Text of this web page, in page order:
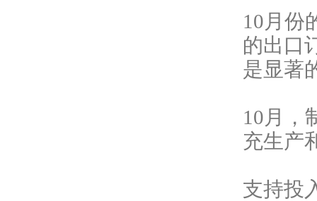
10月份
的出口
是显著
10月，
充生产
支持投